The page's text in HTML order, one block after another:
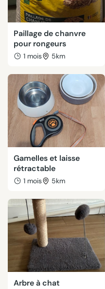
Paillage de chanvre
pour rongeurs
1 mois 5km
Gamelles et laisse
rétractable
1 mois 5km
Arbre à chat